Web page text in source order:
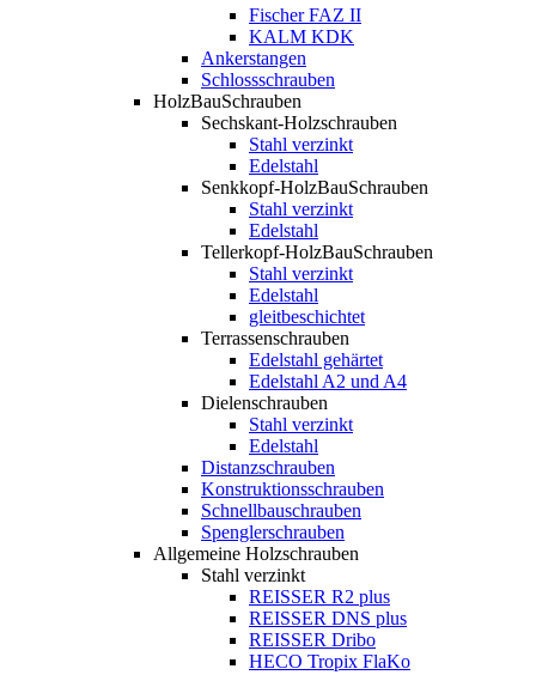
Fischer FAZ II
KALM KDK
Ankerstangen
Schlossschrauben
HolzBauSchrauben
Sechskant-Holzschrauben
Stahl verzinkt
Edelstahl
Senkkopf-HolzBauSchrauben
Stahl verzinkt
Edelstahl
Tellerkopf-HolzBauSchrauben
Stahl verzinkt
Edelstahl
gleitbeschichtet
Terrassenschrauben
Edelstahl gehärtet
Edelstahl A2 und A4
Dielenschrauben
Stahl verzinkt
Edelstahl
Distanzschrauben
Konstruktionsschrauben
Schnellbauschrauben
Spenglerschrauben
Allgemeine Holzschrauben
Stahl verzinkt
REISSER R2 plus
REISSER DNS plus
REISSER Dribo
HECO Tropix FlaKo